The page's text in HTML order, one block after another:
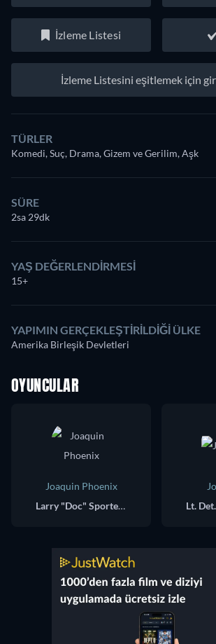
İzleme Listesi
İzleme Listesini eşitlemek için
TÜRLER
Komedi, Suç, Drama, Gizem ve Gerilim, Aşk
SÜRE
2sa 29dk
YAŞ DEĞERLENDIRMESI
15+
YAPIMIN GERÇEKLEŞTIRILDIĞI ÜLKE
Amerika Birleşik Devletleri
OYUNCULAR
Joaquin Phoenix
Larry "Doc" Sportello